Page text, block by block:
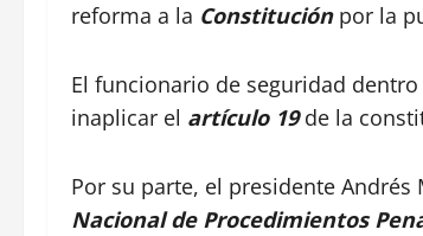
reforma a la Constituciónpor la
El funcionario de seguridad
inaplicar el artículo 19de la
Por su parte, el presidente Andrés
Nacional de Procedimientos